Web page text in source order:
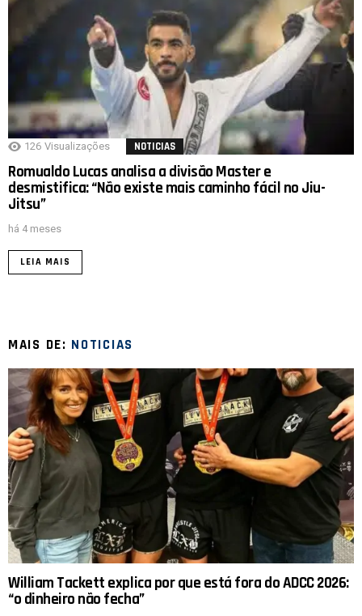
126 Visualizações NOTICIAS
Romualdo Lucas analisa a divisão Master e
desmistifica: “Não existe mais caminho fácil no Jiu-
Jitsu”
há 4 meses
LEIA MAIS
MAIS DE: NOTICIAS
William Tackett explica por que está fora do ADCC 2026:
“o dinheiro não fecha”